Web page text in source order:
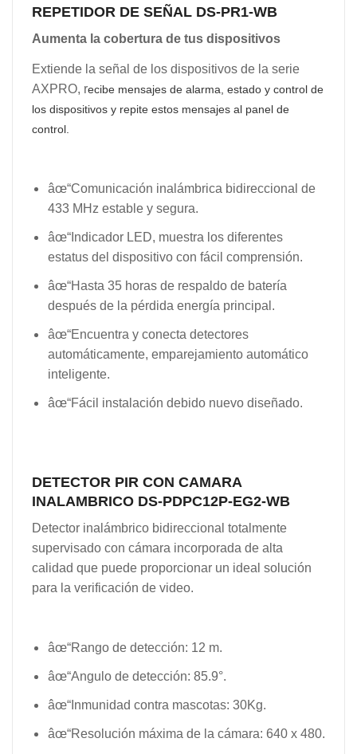
REPETIDOR DE SEÑAL DS-PR1-WB
Aumenta la cobertura de tus dispositivos
Extiende la señal de los dispositivos de la serie
AXPRO, recibe mensajes de alarma, estado y control de
los dispositivos y repite estos mensajes al panel de
control.
âœ“Comunicación inalámbrica bidireccional de
433 MHz estable y segura.
âœ“Indicador LED, muestra los diferentes
estatus del dispositivo con fácil comprensión.
âœ“Hasta 35 horas de respaldo de batería
después de la pérdida energía principal.
âœ“Encuentra y conecta detectores
automáticamente, emparejamiento automático
inteligente.
âœ“Fácil instalación debido nuevo diseñado.
DETECTOR PIR CON CAMARA
INALAMBRICO DS-PDPC12P-EG2-WB
Detector inalámbrico bidireccional totalmente
supervisado con cámara incorporada de alta
calidad que puede proporcionar un ideal solución
para la verificación de video.
âœ“Rango de detección: 12 m.
âœ“Angulo de detección: 85.9°.
âœ“Inmunidad contra mascotas: 30Kg.
âœ“Resolución máxima de la cámara: 640 x 480.